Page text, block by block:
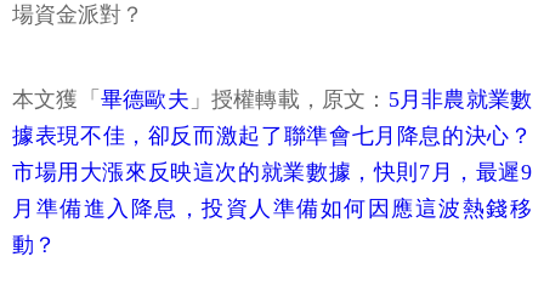
場資金派對？
本文獲「 畢德歐夫 」授權轉載，原文： 5月非農就業數
據表現不佳，卻反而激起了聯準會七月降息的決心？
市場用大漲來反映這次的就業數據，快則7月，最遲9
月準備進入降息，投資人準備如何因應這波熱錢移
動？